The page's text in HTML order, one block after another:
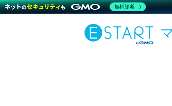
無料診断